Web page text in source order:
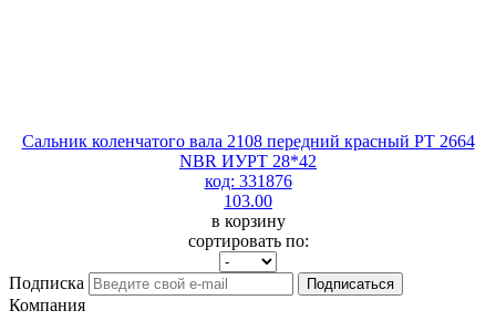
Сальник коленчатого вала 2108 передний красный РТ 2664
NBR ИУРТ 28*42
код: 331876
103.00
в корзину
сортировать по:
Подписка Подписаться
Компания